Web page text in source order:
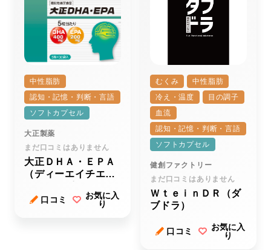
中性脂肪
認知・記憶・判断・言語
ソフトカプセル
大正製薬
まだ口コミはありません
大正ＤＨＡ・ＥＰＡ
（ディーエイチエ
ｒ
口コミ
お気に入
り
むくみ
中性脂肪
冷え・温度
目の調子
血流
認知・記憶・判断・言語
ソフトカプセル
健創ファクトリー
まだ口コミはありません
ＷｔｅｉｎＤＲ（ダ
ブドラ）
口コミ
お気に入
り